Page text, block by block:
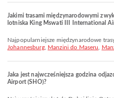
Jakimi trasami międzynarodowymi
lotniska King Mswati III International
Najpopularniejsze międzynarodowe
Johannesburg, Manzini do Maseru
Jaka jest najwcześniejsza godzina
Airport (SHO)?